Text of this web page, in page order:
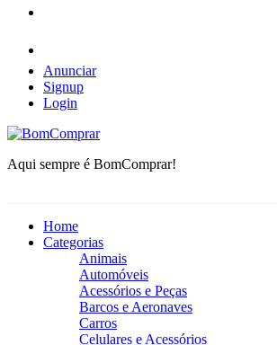
Anunciar
Signup
Login
BomComprar
Aqui sempre é BomComprar!
Home
Categorias
Animais
Automóveis
Acessórios e Peças
Barcos e Aeronaves
Carros
Celulares e Acessórios